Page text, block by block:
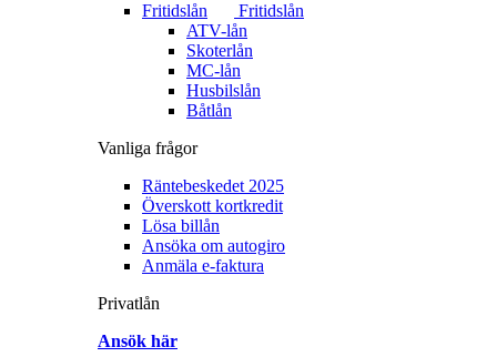
Fritidslån
Fritidslån
ATV-lån
Skoterlån
MC-lån
Husbilslån
Båtlån
Vanliga frågor
Räntebeskedet 2025
Överskott kortkredit
Lösa billån
Ansöka om autogiro
Anmäla e-faktura
Privatlån
Ansök här